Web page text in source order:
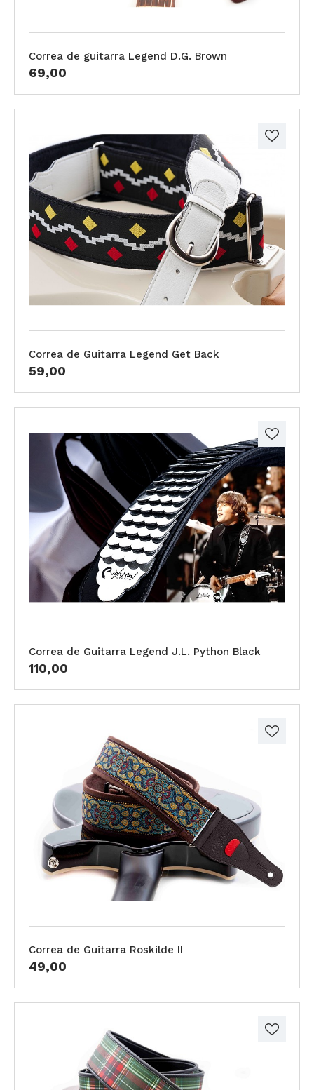
Correa de guitarra Legend D.G. Brown
69,00
Correa de Guitarra Legend Get Back
59,00
Correa de Guitarra Legend J.L. Python Black
110,00
Correa de Guitarra Roskilde II
49,00